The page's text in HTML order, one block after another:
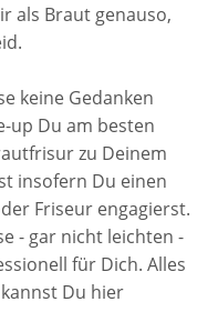
als Braut genauso,
keine Gedanken
up Du am besten
zu Deinem
insofern Du einen
Friseur engagierst.
- gar nicht leichten -
für Dich. Alles
Du hier